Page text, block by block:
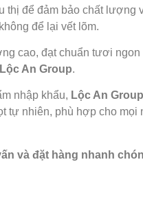
thị để đảm bảo chất lượng
để lại vết lõm.
cao, đạt chuẩn tươi
Lộc An Group.
nhập khẩu, Lộc An Group
tự nhiên, phù hợp cho mọi
và đặt hàng nhanh